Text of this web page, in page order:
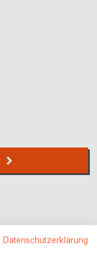
Datenschutzerklärung